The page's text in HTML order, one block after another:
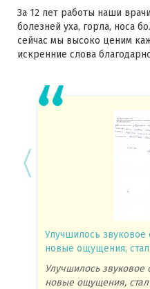
За 12 лет работы наши
болезней уха, горла, носа
сейчас мы высоко ценим
искренние слова
Улучшилось
новые ощущения,
Улучшилось звуковое
новые ощущения,